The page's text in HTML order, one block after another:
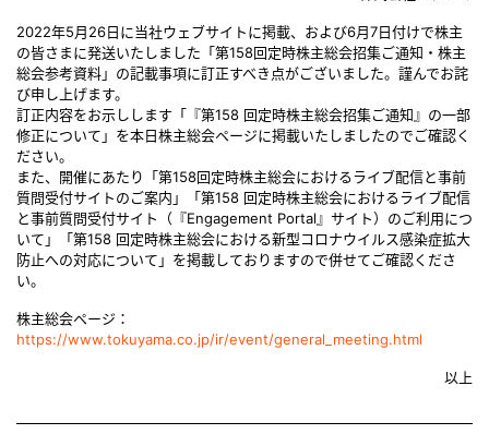
2022年5月26日に当社ウェブサイトに掲載、および6月7日付けで株主
の皆さまに発送いたしました「第158回定時株主総会招集ご通知・株主
総会参考資料」の記載事項に訂正すべき点がございました。謹んでお詫
び申し上げます。
訂正内容をお示しします「『第158 回定時株主総会招集ご通知』の一部
修正について」を本日株主総会ページに掲載いたしましたのでご確認く
ださい。
また、開催にあたり「第158回定時株主総会におけるライブ配信と事前
質問受付サイトのご案内」「第158 回定時株主総会におけるライブ配信
と事前質問受付サイト（『Engagement Portal』サイト）のご利用につ
いて」「第158 回定時株主総会における新型コロナウイルス感染症拡大
防止への対応について」を掲載しておりますので併せてご確認くださ
い。
株主総会ページ：
https://www.tokuyama.co.jp/ir/event/general_meeting.html
以上